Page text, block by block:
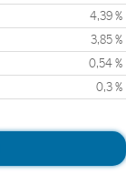
4,39 %
3,85 %
0,54 %
0,3 %